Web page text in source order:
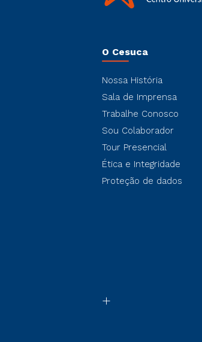
O Cesuca
Nossa História
Sala de Imprensa
Trabalhe Conosco
Sou Colaborador
Tour Presencial
Ética e Integridade
Proteção de dados